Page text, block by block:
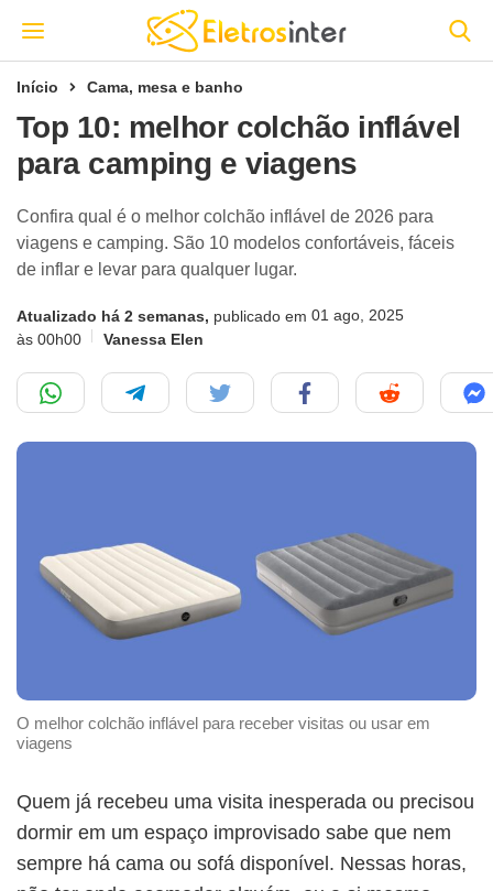
Início Cama, mesa e banho
Top 10: melhor colchão inflável
para camping e viagens
Confira qual é o melhor colchão inflável de 2026 para
viagens e camping. São 10 modelos confortáveis, fáceis
de inflar e levar para qualquer lugar.
Atualizado há 2 semanas, publicado em 01 ago, 2025
às 00h00
Vanessa Elen
O melhor colchão inflável para receber visitas ou usar em
viagens
Quem já recebeu uma visita inesperada ou precisou
dormir em um espaço improvisado sabe que nem
sempre há cama ou sofá disponível. Nessas horas,